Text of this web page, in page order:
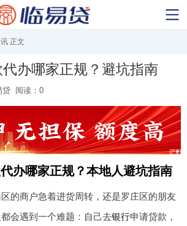
正文
办哪家正规？避坑指南
贷 阅读：0
办哪家正规？本地人避坑指南
的商户急着进货周转，还是罗庄区的朋友
会遇到一个难题：自己去银行申请贷款，